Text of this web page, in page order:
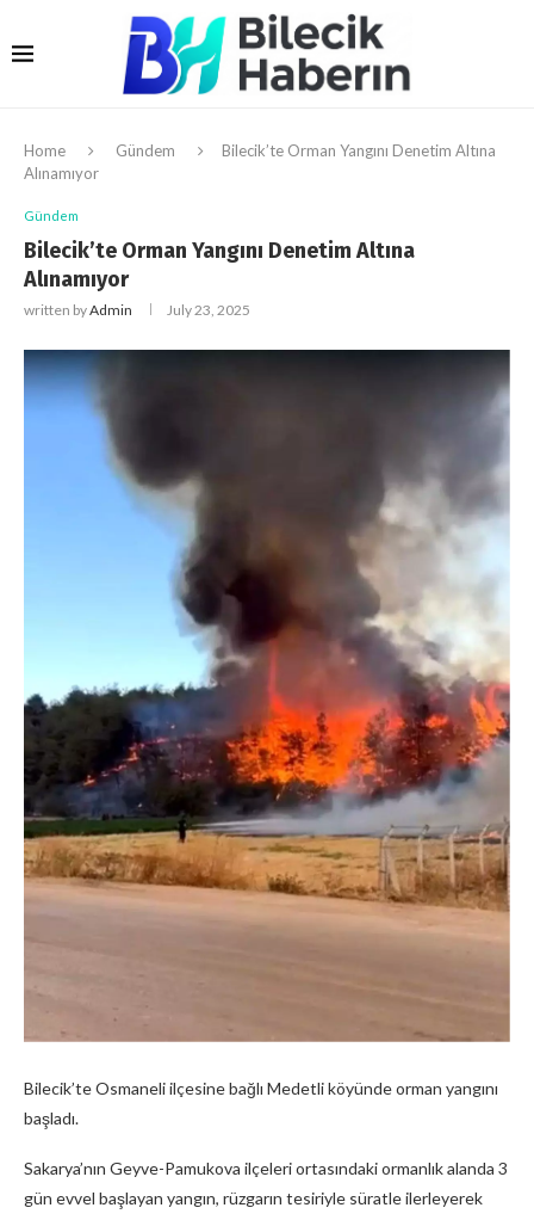
Home Gündem
Bilecik’te Orman Yangını Denetim Altına
Alınamıyor
Gündem
Bilecik’te Orman Yangını Denetim Altına
Alınamıyor
written byAdmin July 23, 2025
Bilecik’te Osmaneli ilçesine bağlı Medetli köyünde orman yangını
başladı.
Sakarya’nın Geyve-Pamukova ilçeleri ortasındaki ormanlık alanda 3
gün evvel başlayan yangın, rüzgarın tesiriyle süratle ilerleyerek